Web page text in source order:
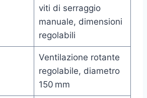
viti di serraggio
manuale, dimensioni
regolabili
Ventilazione rotante
regolabile, diametro
150 mm